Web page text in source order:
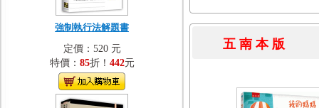
強制執行法解題書
定價：520 元
特價： 85折！ 442元
五 南 本